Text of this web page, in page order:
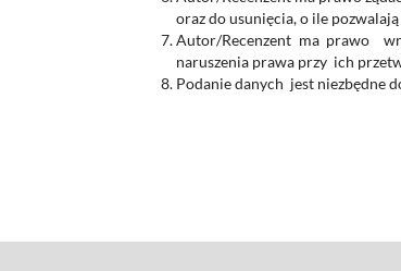
oraz do usunięcia, o ile
Autor/Recenzent ma prawo
naruszenia prawa przy ich
Podanie danych jest niezbędne